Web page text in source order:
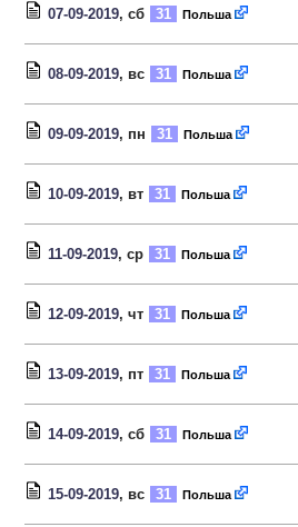
07-09-2019, сб 31 Польша
08-09-2019, вс 31 Польша
09-09-2019, пн 31 Польша
10-09-2019, вт 31 Польша
11-09-2019, ср 31 Польша
12-09-2019, чт 31 Польша
13-09-2019, пт 31 Польша
14-09-2019, сб 31 Польша
15-09-2019, вс 31 Польша